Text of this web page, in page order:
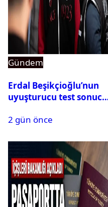
Gündem
Erdal Beşikçioğlu’nun
uyuşturucu test sonucu
2 gün önce